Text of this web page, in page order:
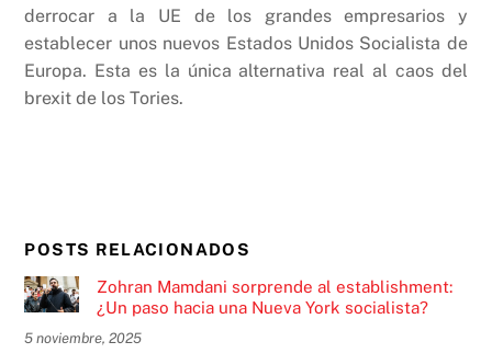
derrocar a la UE de los grandes empresarios y
establecer unos nuevos Estados Unidos Socialista de
Europa. Esta es la única alternativa real al caos del
brexit de los Tories.
POSTS RELACIONADOS
Zohran Mamdani sorprende al establishment:
¿Un paso hacia una Nueva York socialista?
5 noviembre, 2025